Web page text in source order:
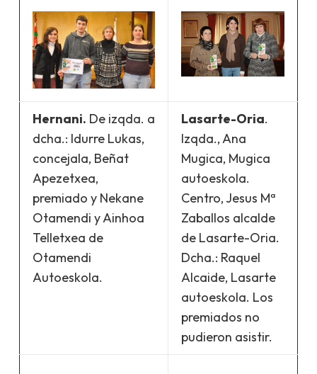
Hernani. De izqda. a
dcha.: Idurre Lukas,
concejala, Beñat
Apezetxea,
premiado y Nekane
Otamendi y Ainhoa
Telletxea de
Otamendi
Autoeskola.
Lasarte-Oria.
Izqda., Ana
Mugica, Mugica
autoeskola.
Centro, Jesus Mª
Zaballos alcalde
de Lasarte-Oria.
Dcha.: Raquel
Alcaide, Lasarte
autoeskola. Los
premiados no
pudieron asistir.